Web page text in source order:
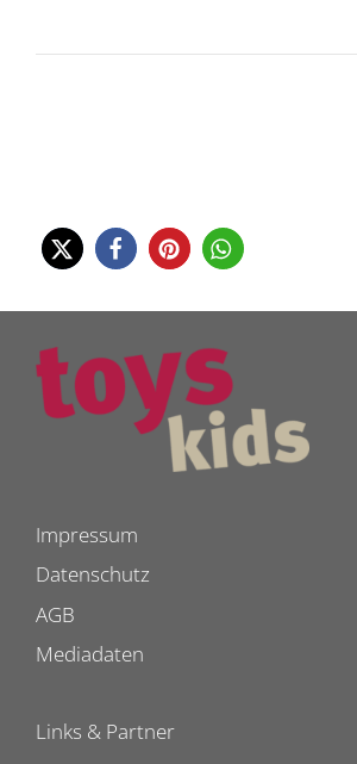
Impressum
Datenschutz
AGB
Mediadaten
Links & Partner